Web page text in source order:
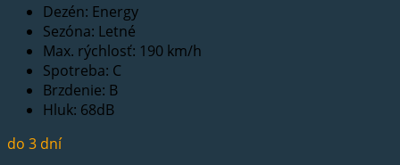
Dezén: Energy
Sezóna: Letné
Max. rýchlosť: 190 km/h
Spotreba: C
Brzdenie: B
Hluk: 68dB
do 3 dní